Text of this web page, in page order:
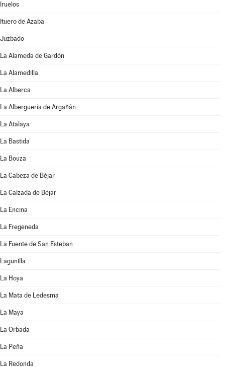
Iruelos
Ituero de Azaba
Juzbado
La Alameda de Gardón
La Alamedilla
La Alberca
La Alberguería de Argañán
La Atalaya
La Bastida
La Bouza
La Cabeza de Béjar
La Calzada de Béjar
La Encina
La Fregeneda
La Fuente de San Esteban
Lagunilla
La Hoya
La Mata de Ledesma
La Maya
La Orbada
La Peña
La Redonda